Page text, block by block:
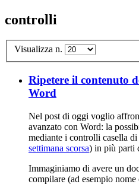
controlli
Visualizza n.
Ripetere il contenuto
Word
Nel post di oggi voglio
avanzato con Word: la
mediante i controlli casella di
settimana scorsa) in più parti
Immaginiamo di avere un
compilare (ad esempio